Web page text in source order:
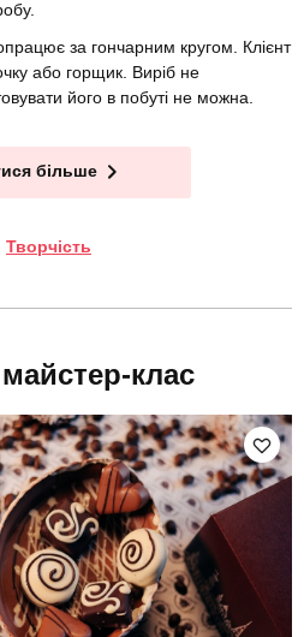
за гончарним кругом. Клієнт
або горщик. Виріб не
його в побуті не можна.
більше
Творчість
клас